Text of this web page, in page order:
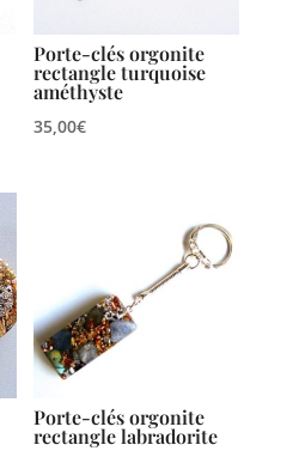
Porte-clés orgonite
rectangle turquoise
améthyste
35,00€
Porte-clés orgonite
rectangle labradorite